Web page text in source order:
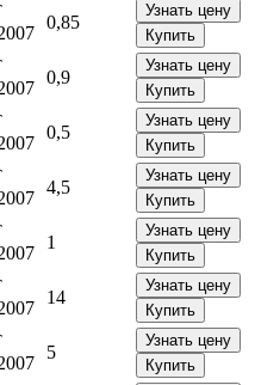
0,85
Узнать цену
Купить
0,9
Узнать цену
Купить
0,5
Узнать цену
Купить
4,5
Узнать цену
Купить
1
Узнать цену
Купить
14
Узнать цену
Купить
5
Узнать цену
Купить